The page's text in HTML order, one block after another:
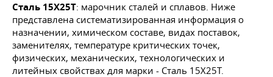
Сталь 15Х25Т: марочник сталей и сплавов. Ниже
представлена систематизированная информация о
назначении, химическом составе, видах поставок,
заменителях, температуре критических точек,
физических, механических, технологических и
литейных свойствах для марки - Сталь 15Х25Т.